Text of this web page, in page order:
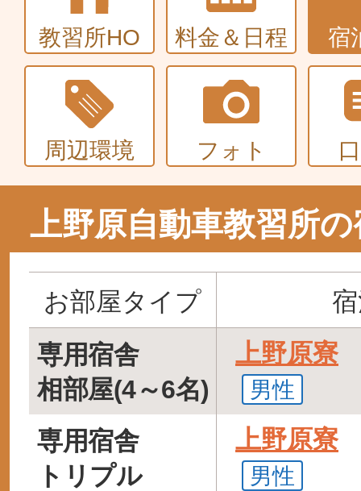
教習所HO 料金＆日程 宿
周辺環境 フォト
上野原自動車教習所
お部屋タイプ
専用宿舎
相部屋(4～6名)
上野原寮
男性
専用宿舎
トリプル
上野原寮
男性